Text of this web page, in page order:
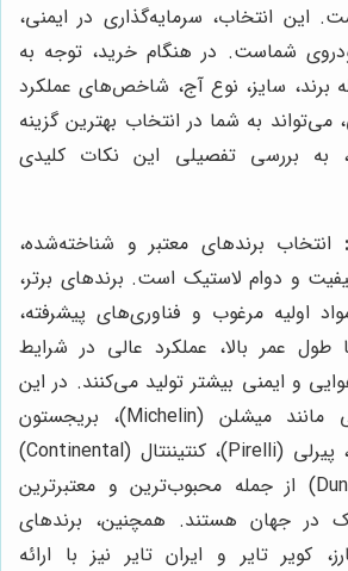
انتخاب، سرمایه‌گذاری در ایمنی،
شماست. در هنگام خرید، توجه به
برند، سایز، نوع آج، شاخص‌های عملکرد
به شما در انتخاب بهترین گزینه
به بررسی تفصیلی این نکات کلیدی
انتخاب برندهای معتبر و شناخته‌شده،
و دوام لاستیک است. برندهای برتر،
اولیه مرغوب و فناوری‌های پیشرفته،
طول عمر بالا، عملکرد عالی در شرایط
و ایمنی بیشتر تولید می‌کنند. در این
میان، برندهایی مانند میشلن (Michelin)، بریجستون
(Bridgestone)، پیرلی (Pirelli)، کنتیننتال (Continental)
و دانلوپ (Dunlop) از جمله محبوب‌ترین و معتبرترین
در جهان هستند. همچنین، برندهای
کویر تایر و ایران تایر نیز با ارائه